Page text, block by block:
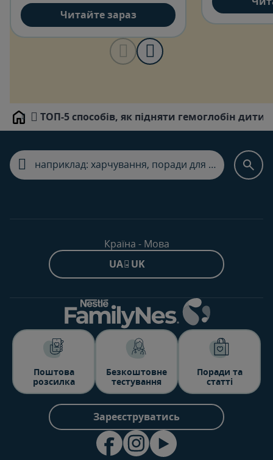
Читайте зараз
Home ТОП-5 способів, як підняти гемоглобін
Країна - Мова
UA - UK
Поштова
розсилка
Безкоштовне
тестування
Поради та
статті
Зареєструватись